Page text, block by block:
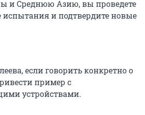
и Среднюю Азию, вы проведете
и подтвердите новые
если говорить конкретно о
пример с
устройствами.